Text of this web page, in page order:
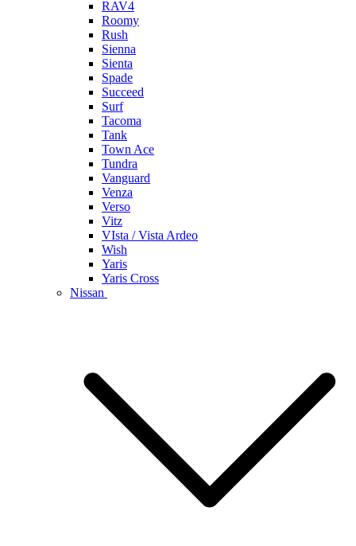
RAV4
Roomy
Rush
Sienna
Sienta
Spade
Succeed
Surf
Tacoma
Tank
Town Ace
Tundra
Vanguard
Venza
Verso
Vitz
VIsta / Vista Ardeo
Wish
Yaris
Yaris Cross
Nissan